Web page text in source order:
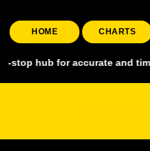
HOME CHARTS
for accurate and timely Delhi